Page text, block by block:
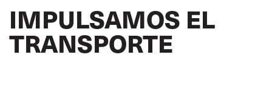
IMPULSAMOS EL
TRANSPORTE